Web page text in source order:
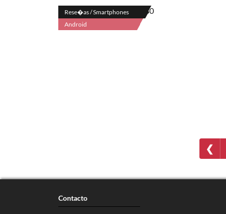
Rese�as / Smartphones
Android
❮
Contacto